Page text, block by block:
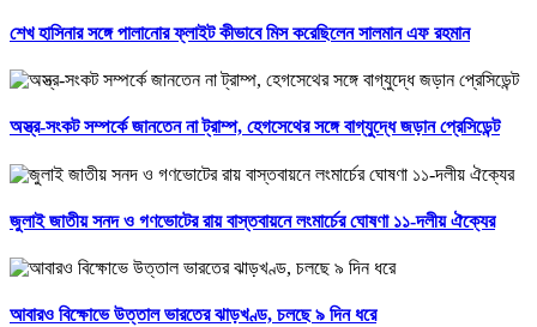
শেখ হাসিনার সঙ্গে পালানোর ফ্লাইট কীভাবে মিস করেছিলেন সালমান এফ রহমান
অস্ত্র-সংকট সম্পর্কে জানতেন না ট্রাম্প, হেগসেথের সঙ্গে বাগ্‌যুদ্ধে জড়ান প্রেসিডেন্ট
জুলাই জাতীয় সনদ ও গণভোটের রায় বাস্তবায়নে লংমার্চের ঘোষণা ১১-দলীয় ঐক্যের
আবারও বিক্ষোভে উত্তাল ভারতের ঝাড়খণ্ড, চলছে ৯ দিন ধরে